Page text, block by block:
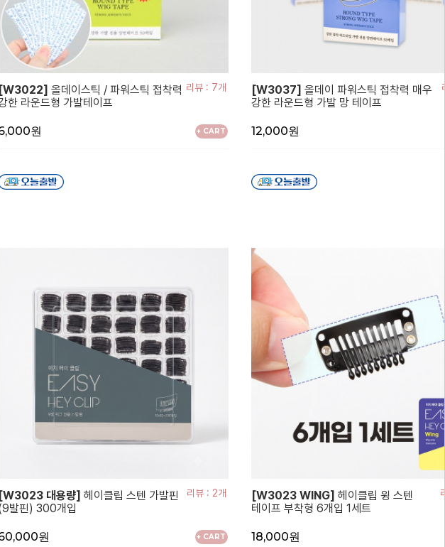
리뷰 : 7개
[W3022] 올데이스틱 / 파워스틱 접착력
한 라운드형 가발테이프
원 + CART
[W3037] 올데이 파워스틱 접착력 매우
강한 라운드형 가발 망 테이프
12,000원
리뷰 : 2개
[W3023 대용량] 헤이클립 스텐 가발핀
발핀) 300개입
원 + CART
[W3023 WING] 헤이클립 윙 스텐
테이프 부착형 6개입 1세트
18,000원